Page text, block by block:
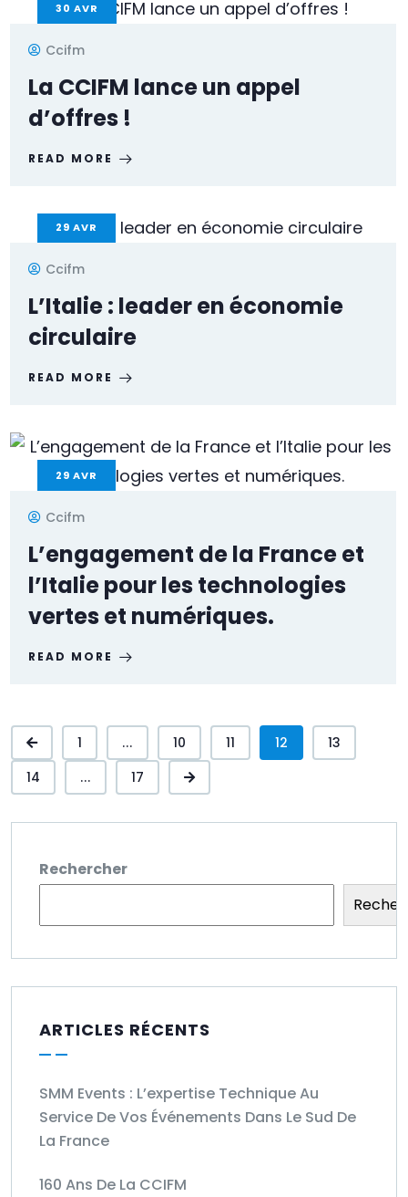
30 AVR
Ccifm
La CCIFM lance un appel
d’offres !
READ MORE
29 AVR
Ccifm
L’Italie : leader en économie
circulaire
READ MORE
29 AVR
Ccifm
L’engagement de la France et
l’Italie pour les technologies
vertes et numériques.
READ MORE
1 ... 10 11 12
13
14
... 17
Rechercher
ARTICLES RÉCENTS
SMM Events : L’expertise Technique Au
Service De Vos Événements Dans Le Sud De
La France
160 Ans De La CCIFM